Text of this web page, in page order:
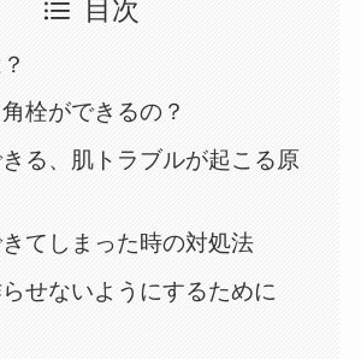
目次
栓ができるの？
る、肌トラブルが起こる原
てしまった時の対処法
せないようにするために